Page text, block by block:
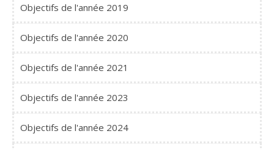
Objectifs de l'année 2019
Objectifs de l'année 2020
Objectifs de l'année 2021
Objectifs de l'année 2023
Objectifs de l'année 2024